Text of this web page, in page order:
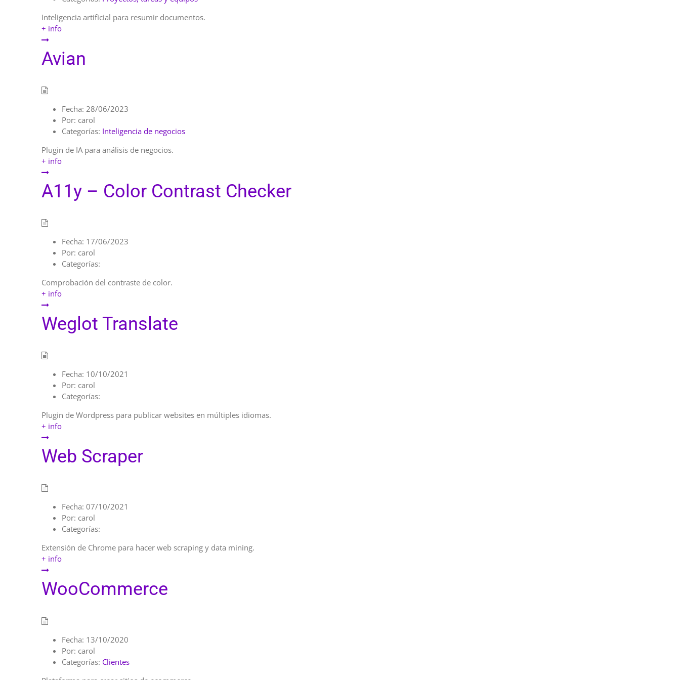
Inteligencia artificial para resumir documentos.
+ info
Avian
Fecha: 28/06/2023
Por: carol
Categorías: Inteligencia de negocios
Plugin de IA para análisis de negocios.
+ info
A11y – Color Contrast Checker
Fecha: 17/06/2023
Por: carol
Categorías:
Comprobación del contraste de color.
+ info
Weglot Translate
Fecha: 10/10/2021
Por: carol
Categorías:
Plugin de Wordpress para publicar websites en múltiples idiomas.
+ info
Web Scraper
Fecha: 07/10/2021
Por: carol
Categorías:
Extensión de Chrome para hacer web scraping y data mining.
+ info
WooCommerce
Fecha: 13/10/2020
Por: carol
Categorías: Clientes